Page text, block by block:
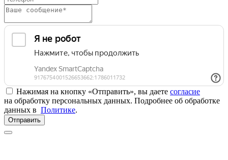
Нажимая на кнопку «Отправить», вы даете согласие
на обработку персональных данных. Подробнее об обработке
данных в Политике.
Отправить